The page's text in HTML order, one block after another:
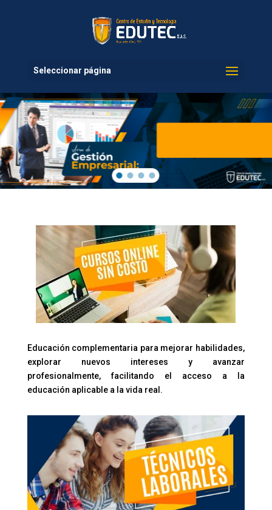
Seleccionar página
Educación complementaria para mejorar habilidades,
explorar nuevos intereses y avanzar
profesionalmente, facilitando el acceso a la
educación aplicable a la vida real.